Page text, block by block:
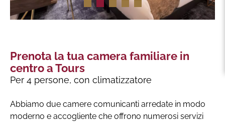
Prenota la tua camera familiare in
centro a Tours
Per 4 persone, con climatizzatore
Abbiamo due camere comunicanti arredate in modo
moderno e accogliente che offrono numerosi servizi